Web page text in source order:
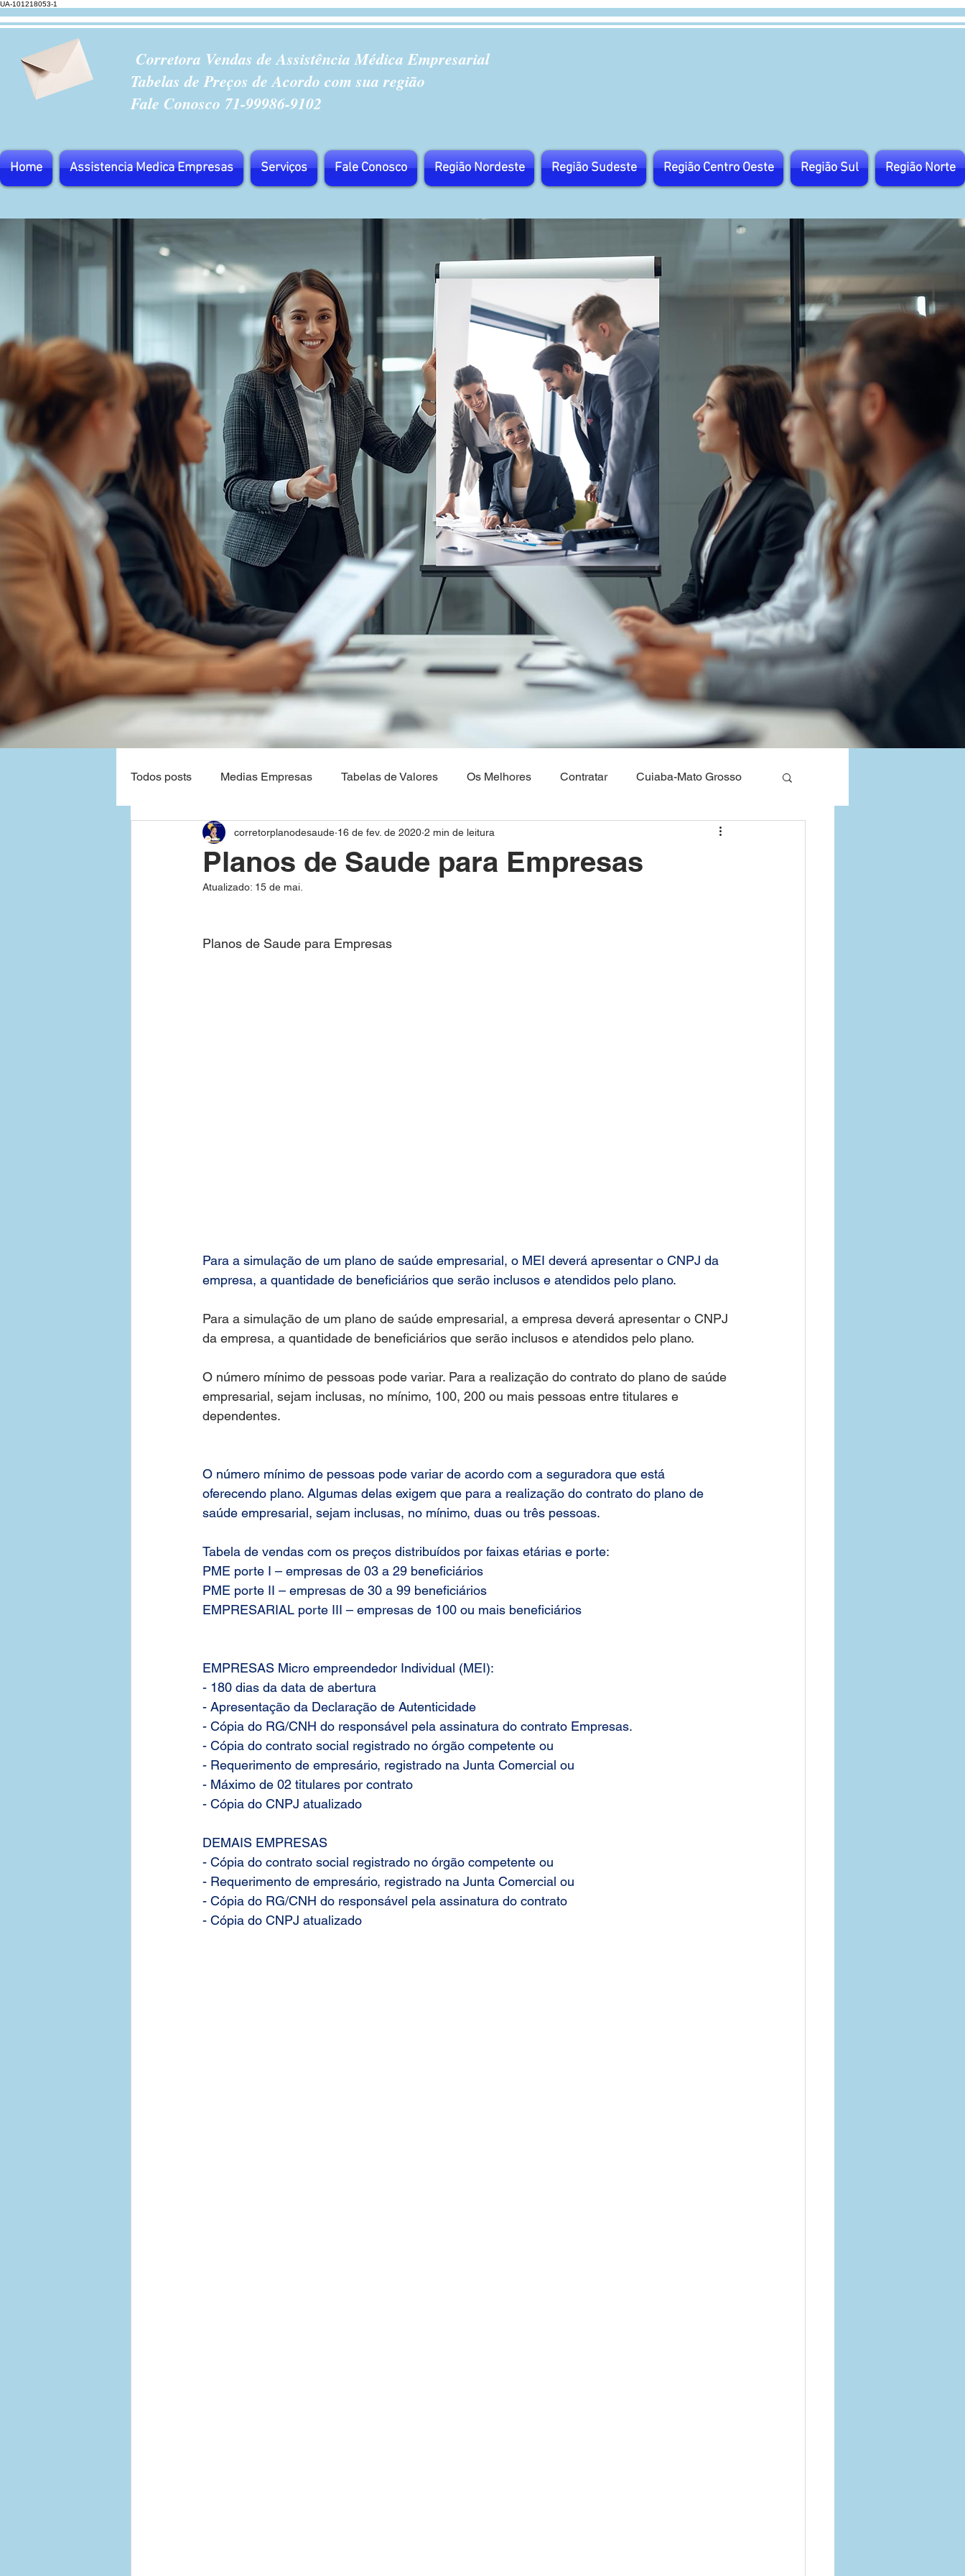
UA-101218053-1
Corretora Vendas de Assistência Médica Empresarial
Tabelas de Preços de Acordo com sua região
Fale Conosco 71-99986-9102
Home Assistencia Medica Empresas Serviços Fale Conosco Região Nordeste Região Sudeste Região Centro Oeste Região Sul Região Norte
Todos posts Medias Empresas Tabelas de Valores Os Melhores Contratar Cuiaba-Mato Grosso
Natal - Rio Grande do Norte Os Melhores Planos de saude
Planos de Saude Empresas Bahia
Grandes Empresas São Paulo Brasilia
Planos de Saude para Empresas
corretorplanodesaude 16 de fev. de 2020 2 min de leitura
Atualizado: 15 de mai.
Planos de Saude para Empresas
Para a simulação de um plano de saúde empresarial, o MEI deverá apresentar o CNPJ da
empresa, a quantidade de beneficiários que serão inclusos e atendidos pelo plano.
Para a simulação de um plano de saúde empresarial, a empresa deverá apresentar o CNPJ
da empresa, a quantidade de beneficiários que serão inclusos e atendidos pelo plano.
O número mínimo de pessoas pode variar. Para a realização do contrato do plano de saúde
empresarial, sejam inclusas, no mínimo, 100, 200 ou mais pessoas entre titulares e
dependentes.
O número mínimo de pessoas pode variar de acordo com a seguradora que está
oferecendo plano. Algumas delas exigem que para a realização do contrato do plano de
saúde empresarial, sejam inclusas, no mínimo, duas ou três pessoas.
Tabela de vendas com os preços distribuídos por faixas etárias e porte:
PME porte I – empresas de 03 a 29 beneficiários
PME porte II – empresas de 30 a 99 beneficiários
EMPRESARIAL porte III – empresas de 100 ou mais beneficiários
EMPRESAS Micro empreendedor Individual (MEI):
- 180 dias da data de abertura
- Apresentação da Declaração de Autenticidade
- Cópia do RG/CNH do responsável pela assinatura do contrato Empresas.
- Cópia do contrato social registrado no órgão competente ou
- Requerimento de empresário, registrado na Junta Comercial ou
- Máximo de 02 titulares por contrato
- Cópia do CNPJ atualizado
DEMAIS EMPRESAS
- Cópia do contrato social registrado no órgão competente ou
- Requerimento de empresário, registrado na Junta Comercial ou
- Cópia do RG/CNH do responsável pela assinatura do contrato
- Cópia do CNPJ atualizado